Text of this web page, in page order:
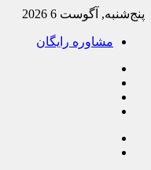
پنج‌شنبه, آگوست 6 2026
مشاوره رایگان